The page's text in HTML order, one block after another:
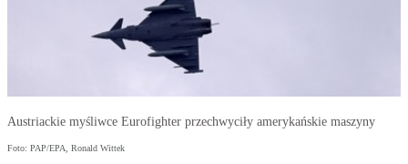
Austriackie myśliwce Eurofighter przechwyciły amerykańskie maszyny
Foto: PAP/EPA, Ronald Wittek